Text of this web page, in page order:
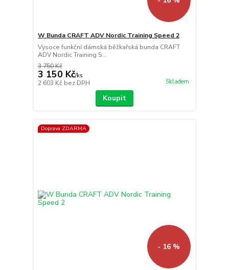
W Bunda CRAFT ADV Nordic Training Speed 2
Vysoce funkční dámská běžkařská bunda CRAFT
ADV Nordic Training S...
3 750 Kč
3 150 Kč/ks
2 603 Kč bez DPH Skladem
Koupit
Doprava ZDARMA
- 16 %